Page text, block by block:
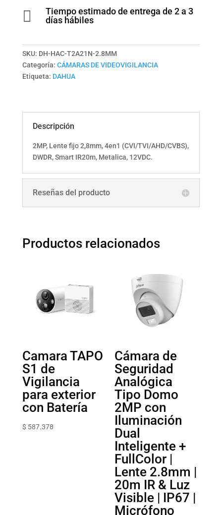
4en1
(CVI/TVI/AHD/CVBS),
DWDR,
cantidad

Tiempo estimado de entrega de 2 a 3
días hábiles
SKU: DH-HAC-T2A21N-2.8MM
Categoría: CÁMARAS DE VIDEOVIGILANCIA
Etiqueta: DAHUA
Descripción
2MP, Lente fijo 2,8mm, 4en1 (CVI/TVI/AHD/CVBS),
DWDR, Smart IR20m, Metalica, 12VDC.
Reseñas del producto
Productos relacionados
Camara TAPO
S1 de
Vigilancia
para exterior
con Batería
$ 587.378
Cámara de
Seguridad
Analógica
Tipo Domo
2MP con
Iluminación
Dual
Inteligente +
FullColor |
Lente 2.8mm |
20m IR & Luz
Visible | IP67 |
Micrófono